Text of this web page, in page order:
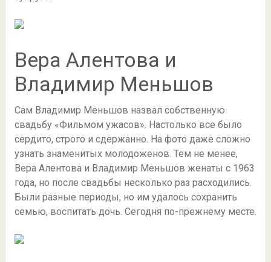
Вера Алентова и
Владимир Меньшов
Сам Владимир Меньшов назвал собственную
свадьбу «Фильмом ужасов». Настолько все было
сердито, строго и сдержанно. На фото даже сложно
узнать знаменитых молодоженов. Тем не менее,
Вера Алентова и Владимир Меньшов женаты с 1963
года, но после свадьбы несколько раз расходились.
Были разные периоды, но им удалось сохранить
семью, воспитать дочь. Сегодня по-прежнему месте.